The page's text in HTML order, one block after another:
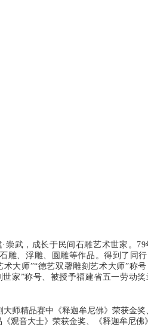
武，成长于民间石雕艺术世家。
雕、浮雕、圆雕等作品。得到了同
大师”“德艺双馨雕刻艺术大师”
家”称号、被授予福建省五一劳动奖
师精品赛中《释迦牟尼佛》荣获金
观音大士》荣获金奖、《释迦牟尼佛